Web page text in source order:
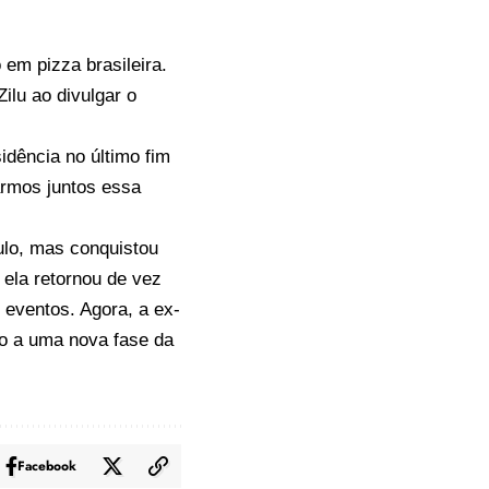
pizza brasileira.
ao divulgar o
no último fim
juntos essa
mas conquistou
retornou de vez
Agora, a ex-
a uma nova fase da
Facebook